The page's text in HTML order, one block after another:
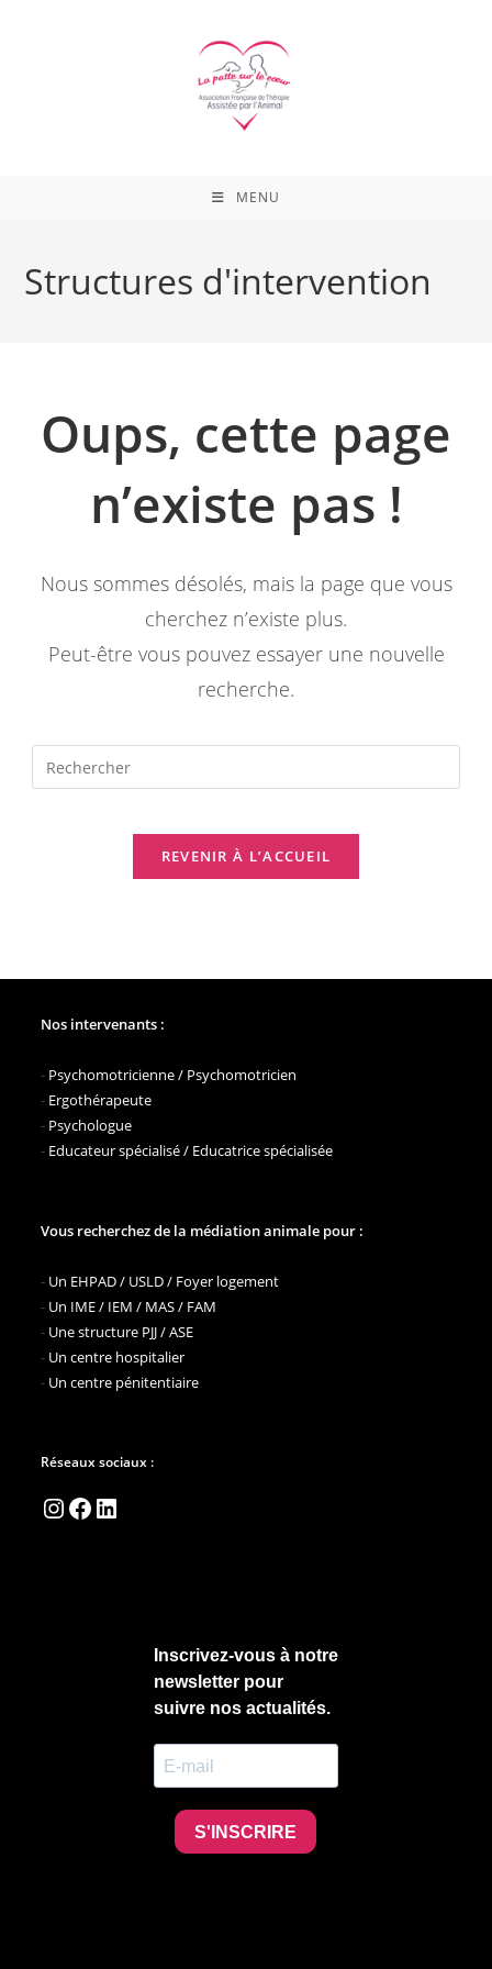
MENU
Structures d'intervention
Oups, cette page
n’existe pas !
Nous sommes désolés, mais la page que vous
cherchez n’existe plus.
Peut-être vous pouvez essayer une nouvelle
recherche.
REVENIR À L’ACCUEIL
Nos intervenants :
- Psychomotricienne / Psychomotricien
- Ergothérapeute
- Psychologue
- Educateur spécialisé / Educatrice spécialisée
Vous recherchez de la médiation animale pour :
- Un EHPAD / USLD / Foyer logement
- Un IME / IEM / MAS / FAM
- Une structure PJJ / ASE
- Un centre hospitalier
- Un centre pénitentiaire
Réseaux sociaux :
Instagram
Facebook
LinkedIn